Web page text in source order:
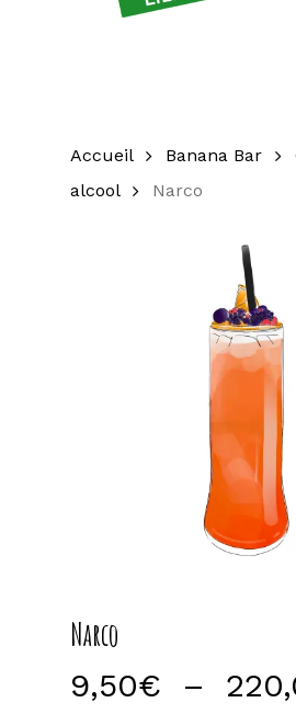
Accueil Banana Bar
alcool
Narco
Narco
9,50€ –